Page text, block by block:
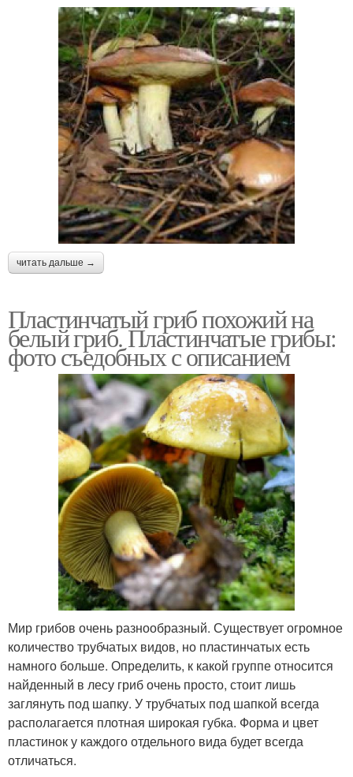
читать дальше →
Пластинчатый гриб похожий на
белый гриб. Пластинчатые грибы:
фото съедобных с описанием
Мир грибов очень разнообразный. Существует огромное
количество трубчатых видов, но пластинчатых есть
намного больше. Определить, к какой группе относится
найденный в лесу гриб очень просто, стоит лишь
заглянуть под шапку. У трубчатых под шапкой всегда
располагается плотная широкая губка. Форма и цвет
пластинок у каждого отдельного вида будет всегда
отличаться.